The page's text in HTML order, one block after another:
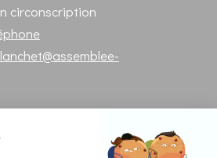
circonscription
Député sur les